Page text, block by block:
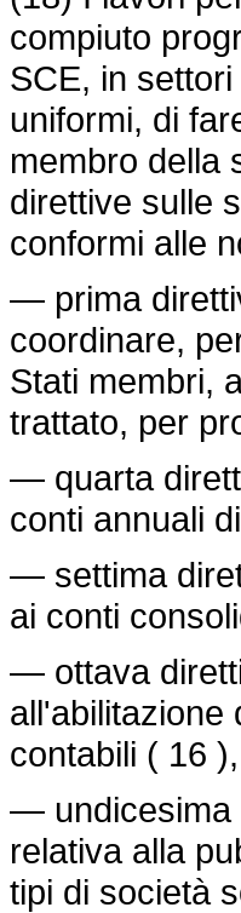
compiuto
SCE, in
uniformi, di
membro della
direttive sulle
conformi alle
— prima
coordinare,
Stati membri,
trattato, per
— quarta
conti annuali
— settima
ai conti
— ottava
all'abilitazione
contabili ( 16 ),
— undicesima
relativa alla
tipi di società